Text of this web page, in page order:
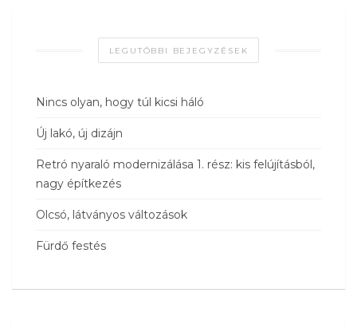
LEGUTÓBBI BEJEGYZÉSEK
Nincs olyan, hogy túl kicsi háló
Új lakó, új dizájn
Retró nyaraló modernizálása 1. rész: kis felújításból,
nagy építkezés
Olcsó, látványos változások
Fürdő festés